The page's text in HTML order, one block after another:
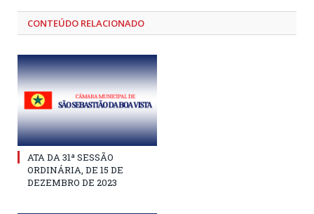
CONTEÚDO RELACIONADO
ATA DA 31ª SESSÃO
ORDINÁRIA, DE 15 DE
DEZEMBRO DE 2023